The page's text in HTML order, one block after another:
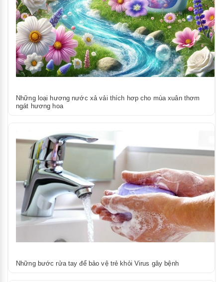
Những loại hương nước xả vải thích hơp cho mùa xuân thơm
ngát hương hoa
Những bước rửa tay để bảo vệ trẻ khỏi Virus gây bệnh